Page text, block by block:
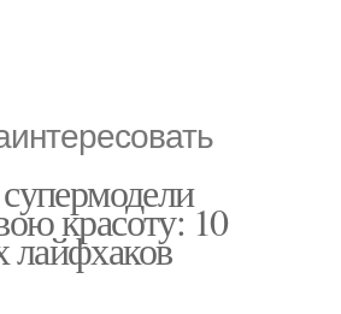
красоту: 10
лайфхаков